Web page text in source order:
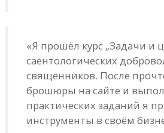
«Я прошёл курс „Задачи и
саентологических
священников. После
брошюры на сайте и
практических заданий я
инструменты в своём